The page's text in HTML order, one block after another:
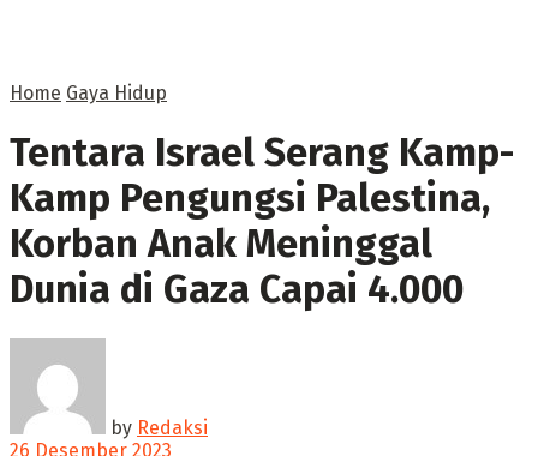
Home Gaya Hidup
Tentara Israel Serang Kamp-
Kamp Pengungsi Palestina,
Korban Anak Meninggal
Dunia di Gaza Capai 4.000
by Redaksi
26 Desember 2023